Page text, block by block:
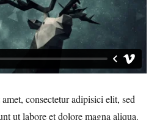
consectetur adipisici elit, sed
ut labore et dolore magna aliqua.